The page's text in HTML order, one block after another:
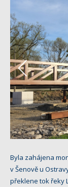
Byla zahájena
v Šenově u
překlene tok řeky